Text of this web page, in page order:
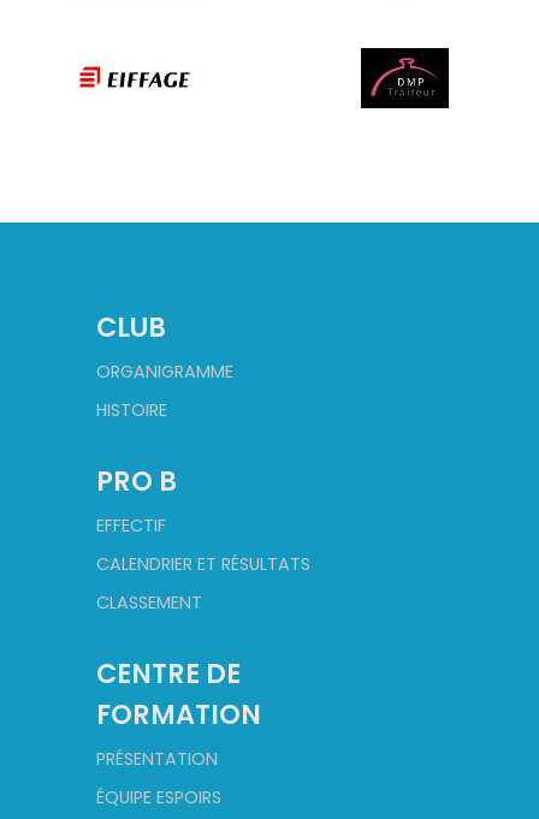
CLUB
ORGANIGRAMME
HISTOIRE
PRO B
EFFECTIF
CALENDRIER ET RÉSULTATS
CLASSEMENT
CENTRE DE
FORMATION
PRÉSENTATION
ÉQUIPE ESPOIRS